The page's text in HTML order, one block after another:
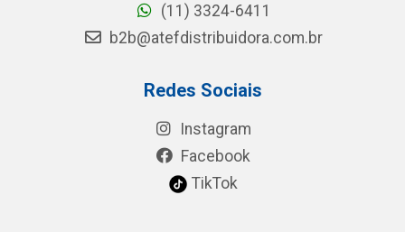
(11) 3324-6411
b2b@atefdistribuidora.com.br
Redes Sociais
Instagram
Facebook
TikTok